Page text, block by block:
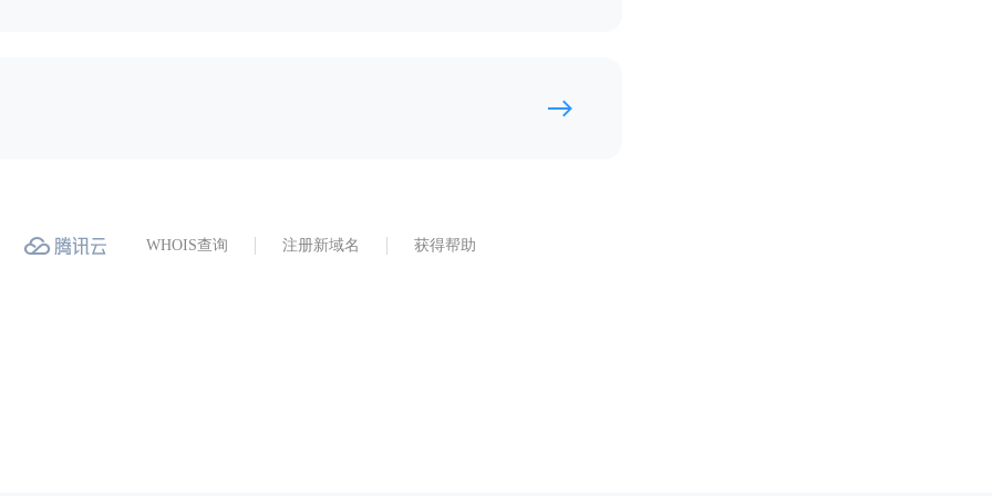
WHOIS查询 注册新域名 获得帮助